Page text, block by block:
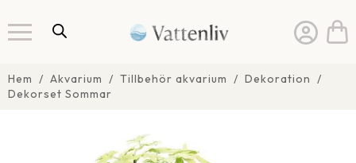
Hem Akvarium Tillbehör akvarium
Dekoration
Dekorset Sommar